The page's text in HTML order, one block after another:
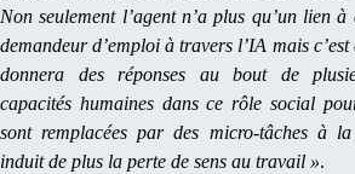
Non seulement l’agent n’a plus qu’un lien à
demandeur d’emploi à travers l’IA mais
donnera des réponses au bout de
capacités humaines dans ce rôle social
sont remplacées par des micro-tâches à
induit de plus la perte de sens au travail ».